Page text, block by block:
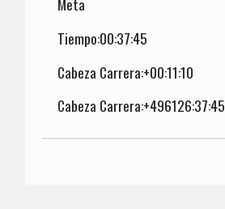
Meta
Tiempo:00:37:45
Cabeza Carrera:+00:11:10
Cabeza Carrera:+496126:37:45